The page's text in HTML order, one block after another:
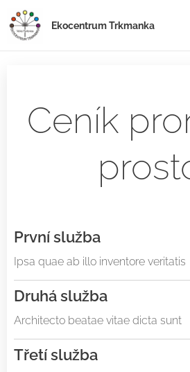
Ekocentrum Trkmanka
Ceník
První služba
Ipsa quae ab illo inventore veritatis
Druhá služba
Architecto beatae vitae dicta sunt
Třetí služba